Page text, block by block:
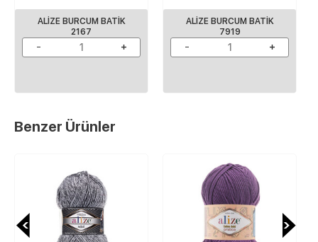
ALIZE BURCUM BATIK
2167
ALIZE BURCUM BATIK
7919
Benzer Ürünler